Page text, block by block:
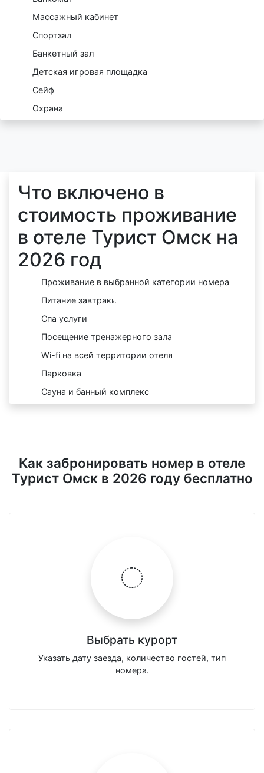
Массажный кабинет
Спортзал
Банкетный зал
Детская игровая площадка
Сейф
Охрана
Что включено в
стоимость проживание
в отеле Турист Омск на
2026 год
Проживание в выбранной категории номера
Питание завтраки
Спа услуги
Посещение тренажерного зала
Wi-fi на всей территории отеля
Парковка
Сауна и банный комплекс
Как забронировать номер в отеле
Турист Омск в 2026 году бесплатно
Выбрать курорт
Указать дату заезда, количество гостей, тип
номера.